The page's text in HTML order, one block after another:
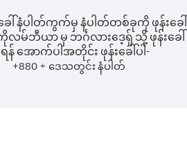
ခေါ်နံပါတ်ကွက်မှ နံပါတ်တစ်ခုကို ဖုန်းခေါ်
လမ်ဘီယာ မှ ဘင်္ဂလားဒေ့ရှ် သို့ ဖုန်းခေါ်
န် အောက်ပါအတိုင်း ဖုန်းခေါ်ပါ-
+880+ ဒေသတွင်း နံပါတ်